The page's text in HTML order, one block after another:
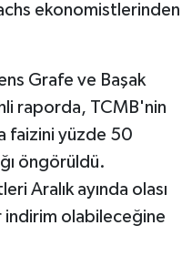
ekonomistlerinden
Grafe ve Başak
raporda, TCMB'nin
faizini yüzde 50
öngörüldü.
Aralık ayında olası
indirim olabileceğine